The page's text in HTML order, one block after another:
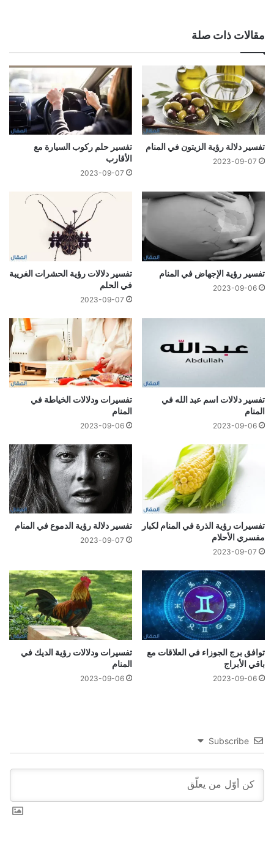
مقالات ذات صلة
تفسير دلالة رؤية الزيتون في المنام
2023-09-07
تفسير حلم ركوب السيارة مع
الأقارب
2023-09-07
تفسير رؤية الإجهاض في المنام
2023-09-06
تفسير دلالات رؤية الحشرات الغريبة
في الحلم
2023-09-07
تفسير دلالات اسم عبد الله في
المنام
2023-09-06
تفسيرات ودلالات الخياطة في
المنام
2023-09-06
تفسيرات رؤية الذرة في المنام لكبار
مفسري الأحلام
2023-09-07
تفسير دلالة رؤية الدموع في المنام
2023-09-07
توافق برج الجوزاء في العلاقات مع
باقي الأبراج
2023-09-06
تفسيرات ودلالات رؤية الديك في
المنام
2023-09-06
Subscribe